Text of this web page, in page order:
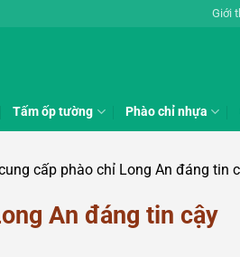
Giới
Tấm ốp tường Phào chỉ nhựa
cấp phào chỉ Long An đáng tin
An đáng tin cậy